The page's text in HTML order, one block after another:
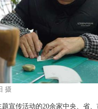
摄
宣传活动的20余家中央、省